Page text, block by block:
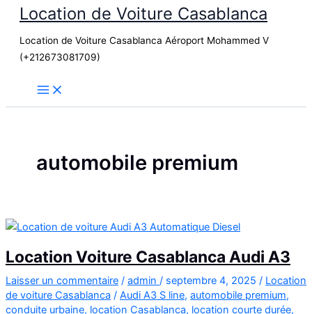
contenu
Location de Voiture Casablanca
Location de Voiture Casablanca Aéroport Mohammed V
(+212673081709)
automobile premium
Location Voiture Casablanca Audi A3
Laisser un commentaire / admin / septembre 4, 2025 / Location
de voiture Casablanca / Audi A3 S line, automobile premium,
conduite urbaine, location Casablanca, location courte durée,